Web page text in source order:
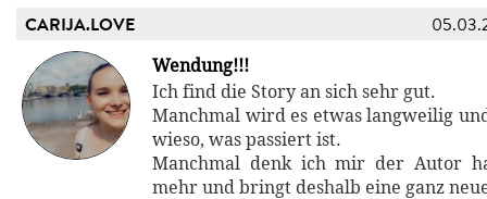
CARIJA.LOVE
Wendung!!!
Ich find die Story an sich sehr gut.
Manchmal wird es etwas langweilig
wieso, was passiert ist.
Manchmal denk ich mir der Autor
mehr und bringt deshalb eine ganz